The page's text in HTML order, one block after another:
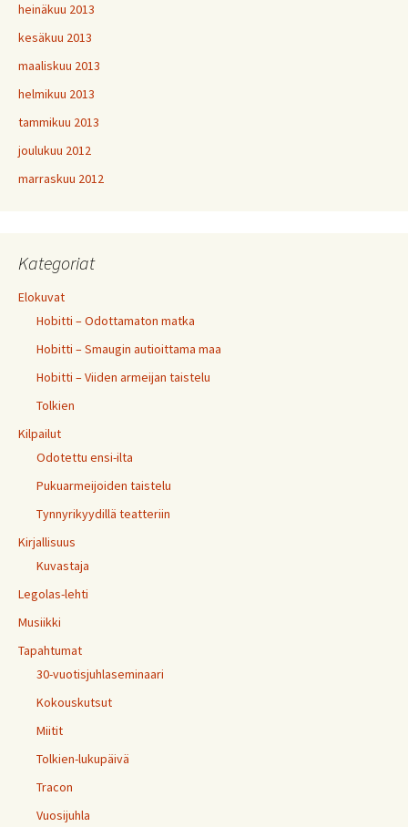
heinäkuu 2013
kesäkuu 2013
maaliskuu 2013
helmikuu 2013
tammikuu 2013
joulukuu 2012
marraskuu 2012
Kategoriat
Elokuvat
Hobitti – Odottamaton matka
Hobitti – Smaugin autioittama maa
Hobitti – Viiden armeijan taistelu
Tolkien
Kilpailut
Odotettu ensi-ilta
Pukuarmeijoiden taistelu
Tynnyrikyydillä teatteriin
Kirjallisuus
Kuvastaja
Legolas-lehti
Musiikki
Tapahtumat
30-vuotisjuhlaseminaari
Kokouskutsut
Miitit
Tolkien-lukupäivä
Tracon
Vuosijuhla